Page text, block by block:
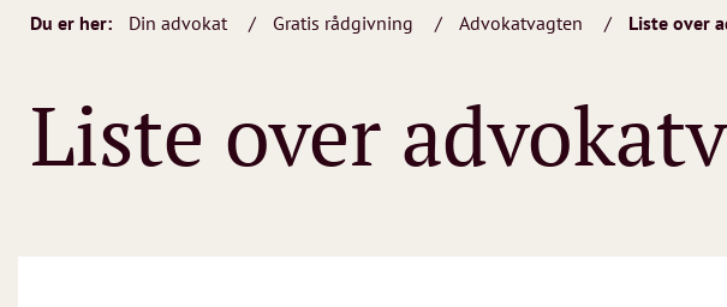
Du er her: Din advokat Gratis rådgivning Advokatvagten Liste over
Liste over